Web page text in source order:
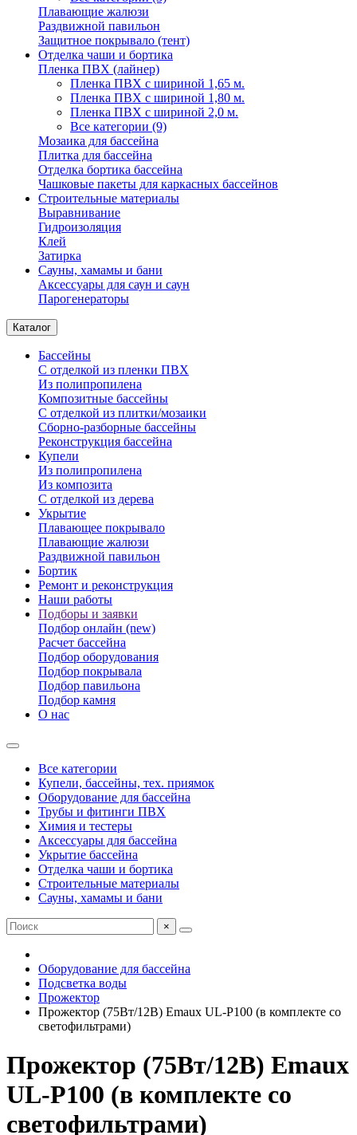
Плавающие жалюзи
Раздвижной павильон
Защитное покрывало (тент)
Отделка чаши и бортика
Пленка ПВХ (лайнер)
Пленка ПВХ с шириной 1,65 м.
Пленка ПВХ с шириной 1,80 м.
Пленка ПВХ с шириной 2,0 м.
Все категории (9)
Мозаика для бассейна
Плитка для бассейна
Отделка бортика бассейна
Чашковые пакеты для каркасных бассейнов
Строительные материалы
Выравнивание
Гидроизоляция
Клей
Затирка
Сауны, хамамы и бани
Аксессуары для саун и саун
Парогенераторы
Каталог
Бассейны
С отделкой из пленки ПВХ
Из полипропилена
Композитные бассейны
С отделкой из плитки/мозаики
Сборно-разборные бассейны
Реконструкция бассейна
Купели
Из полипропилена
Из композита
С отделкой из дерева
Укрытие
Плавающее покрывало
Плавающие жалюзи
Раздвижной павильон
Бортик
Ремонт и реконструкция
Наши работы
Подборы и заявки
Подбор онлайн (new)
Расчет бассейна
Подбор оборудования
Подбор покрывала
Подбор павильона
Подбор камня
О нас
Все категории
Купели, бассейны, тех. приямок
Оборудование для бассейна
Трубы и фитинги ПВХ
Химия и тестеры
Аксессуары для бассейна
Укрытие бассейна
Отделка чаши и бортика
Строительные материалы
Сауны, хамамы и бани
×
Оборудование для бассейна
Подсветка воды
Прожектор
Прожектор (75Вт/12В) Emaux UL-P100 (в комплекте со
светофильтрами)
Прожектор (75Вт/12В) Emaux
UL-P100 (в комплекте со
светофильтрами)